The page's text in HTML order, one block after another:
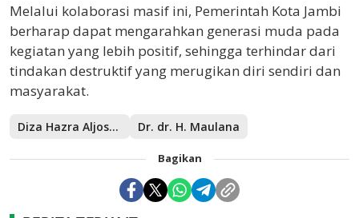
Melalui kolaborasi masif ini, Pemerintah Kota Jambi
berharap dapat mengarahkan generasi muda pada
kegiatan yang lebih positif, sehingga terhindar dari
tindakan destruktif yang merugikan diri sendiri dan
masyarakat.
Diza Hazra Aljosha Dr. dr. H. Maulana
Bagikan